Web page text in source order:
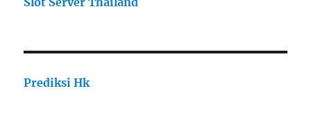
Prediksi Hk